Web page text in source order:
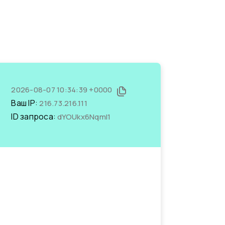
2026-08-07 10:34:39 +0000
Ваш IP:216.73.216.111
ID запроса:dYOUkx6NqmI1